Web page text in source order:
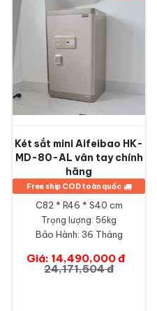
Két sắt mini Aifeibao HK-
MD-80-AL vân tay chính
hãng
Free ship COD toàn quốc
C82 * R46 * S40 cm
Trọng lượng: 56kg
Bảo Hành: 36 Tháng
Giá: 14,490,000 đ
24,171,504 đ